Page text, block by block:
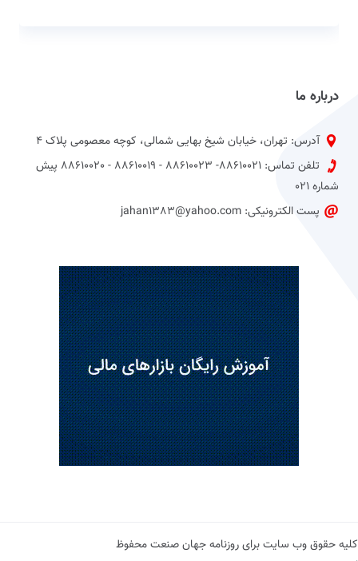
درباره ما
آدرس: تهران، خیابان شیخ بهایی شمالی، کوچه معصومی پلاک 4
تلفن تماس: 88610021- 88610023 - 88610019 - 88610020 پیش
شماره 021
پست الکترونیکی: jahan1383@yahoo.com
کلیه حقوق وب سایت برای روزنامه جهان صنعت محفوظ